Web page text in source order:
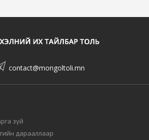
contact@mongoltoli.mn
зүй
дарааллаар